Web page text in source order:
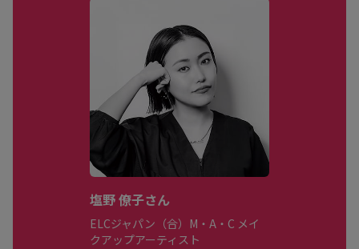
塩野 僚子さん
ELCジャパン（合）M・A・C メイ
クアップアーティスト